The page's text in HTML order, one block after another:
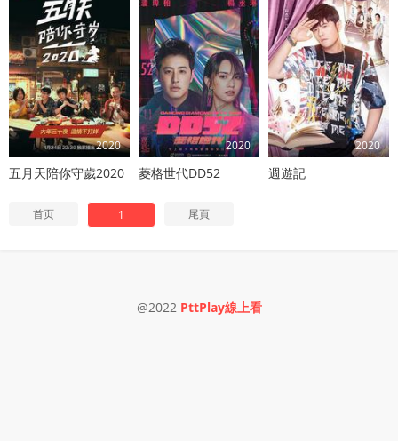
2020
五月天陪你守歲2020
2020
菱格世代DD52
2020
週遊記
首页 1 尾頁
@2022 PttPlay線上看